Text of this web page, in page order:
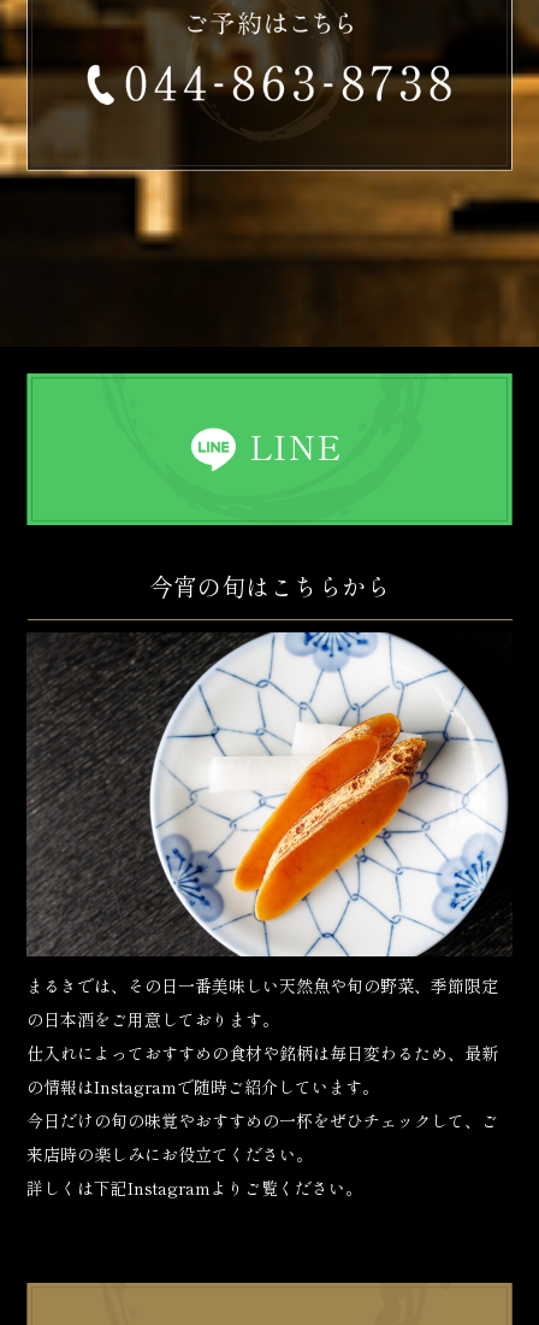
今宵の旬はこちらから
まるきでは、その日一番美味しい天然魚や旬の野菜、季節限定
の日本酒をご用意しております。
仕入れによっておすすめの食材や銘柄は毎日変わるため、最新
の情報はInstagramで随時ご紹介しています。
今日だけの旬の味覚やおすすめの一杯をぜひチェックして、ご
来店時の楽しみにお役立てください。
詳しくは下記Instagramよりご覧ください。